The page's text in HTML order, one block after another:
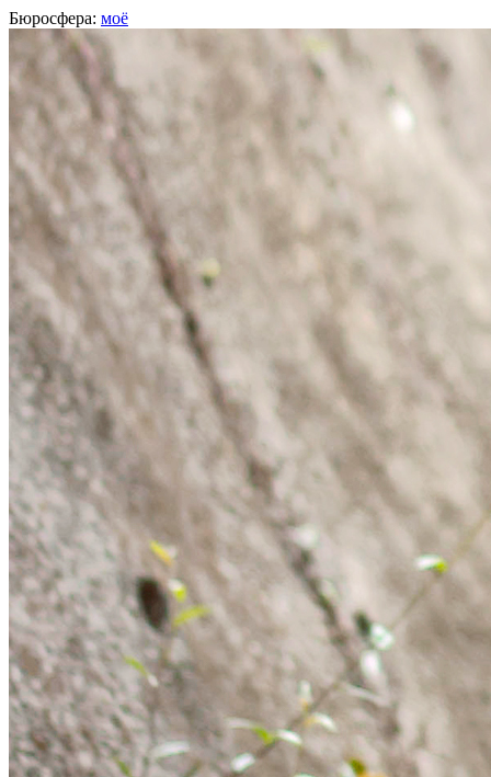
Бюросфера: моё
Андрей Бузюкин
Дизайнер,Dream Industries
О себе
Советы
Подборки
Дизайн-собака
Сертификат Школы дизайнеров
Твитер Фейсбук